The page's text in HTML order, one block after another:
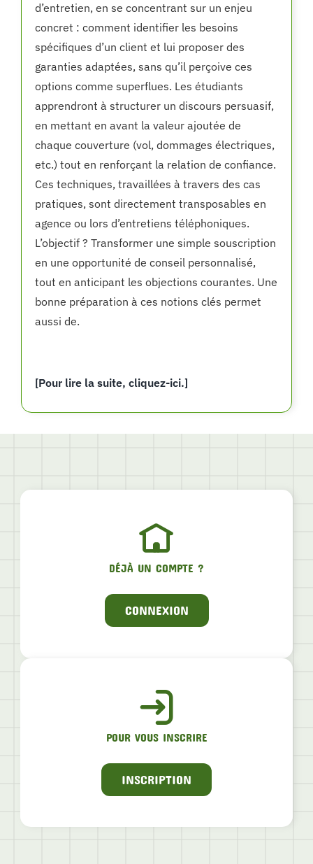
d’entretien, en se concentrant sur un enjeu
concret : comment identifier les besoins
spécifiques d’un client et lui proposer des
garanties adaptées, sans qu’il perçoive ces
options comme superflues. Les étudiants
apprendront à structurer un discours persuasif,
en mettant en avant la valeur ajoutée de
chaque couverture (vol, dommages électriques,
etc.) tout en renforçant la relation de confiance.
Ces techniques, travaillées à travers des cas
pratiques, sont directement transposables en
agence ou lors d’entretiens téléphoniques.
L’objectif ? Transformer une simple souscription
en une opportunité de conseil personnalisé,
tout en anticipant les objections courantes. Une
bonne préparation à ces notions clés permet
aussi de.
[Pour lire la suite, cliquez-ici.]
DÉJÀ UN COMPTE ?
CONNEXION
POUR VOUS INSCRIRE
INSCRIPTION